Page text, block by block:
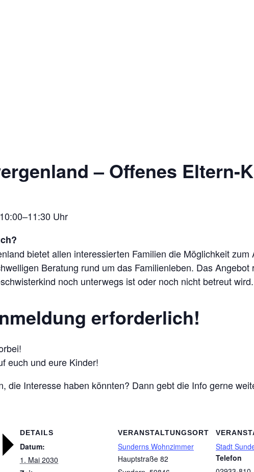
– Offenes Eltern-
Uhr
bietet allen interessierten Familien die Möglichkeit
Beratung rund um das Familienleben. Das
noch unterwegs ist oder noch nicht betreut wird.
erforderlich!
euch und eure Kinder!
die Interesse haben könnten? Dann gebt die Info gerne
DETAILS
Datum:
1. Mai 2030
VERANSTALTUNGSORT
Sunderns Wohnzimmer
Hauptstraße 82
Stadt
Telefon